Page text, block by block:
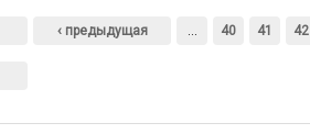
‹ предыдущая … 40 41 42